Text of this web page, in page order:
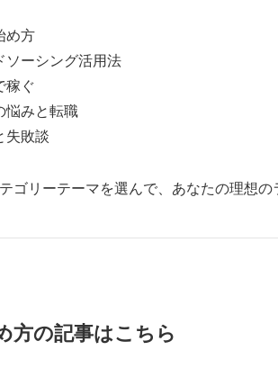
め方
ソーシング活用法
稼ぐ
悩みと転職
失敗談
ゴリーテーマを選んで、あなたの理想
方の記事はこちら